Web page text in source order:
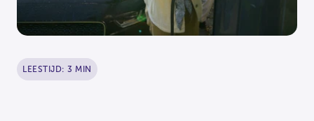
LEESTIJD: 3 MIN